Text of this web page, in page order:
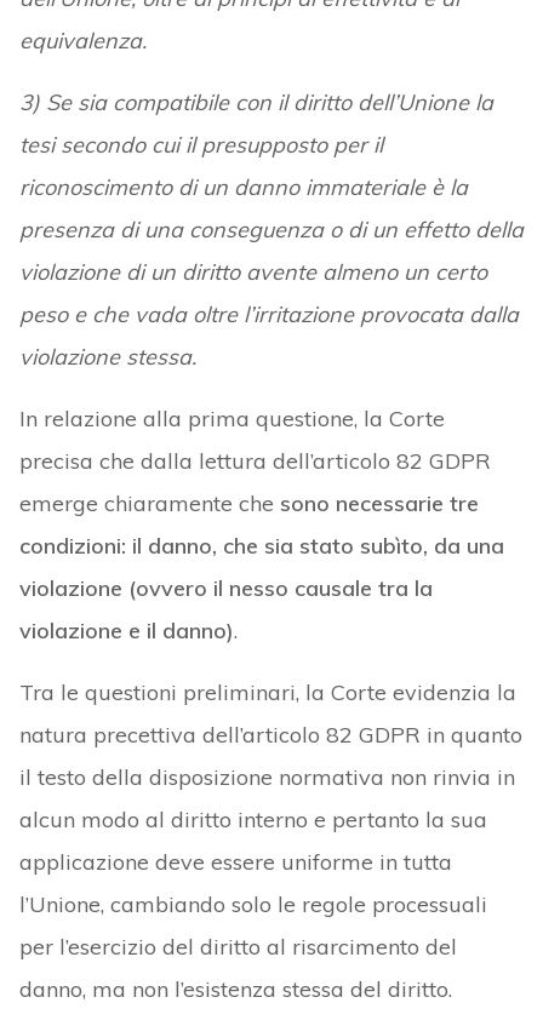
equivalenza.
3) Se sia compatibile con il diritto dell’Unione la
tesi secondo cui il presupposto per il
riconoscimento di un danno immateriale è la
presenza di una conseguenza o di un effetto della
violazione di un diritto avente almeno un certo
peso e che vada oltre l’irritazione provocata dalla
violazione stessa.
In relazione alla prima questione, la Corte
precisa che dalla lettura dell’articolo 82 GDPR
emerge chiaramente che sono necessarie tre
condizioni: il danno, che sia stato subìto, da una
violazione (ovvero il nesso causale tra la
violazione e il danno).
Tra le questioni preliminari, la Corte evidenzia la
natura precettiva dell’articolo 82 GDPR in quanto
il testo della disposizione normativa non rinvia in
alcun modo al diritto interno e pertanto la sua
applicazione deve essere uniforme in tutta
l’Unione, cambiando solo le regole processuali
per l’esercizio del diritto al risarcimento del
danno, ma non l’esistenza stessa del diritto.